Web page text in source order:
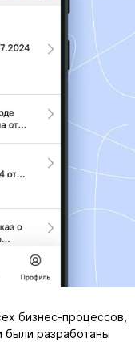
бизнес-процессов,
были разработаны